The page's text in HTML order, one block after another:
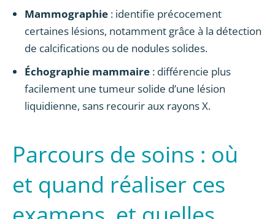
Mammographie : identifie précocement
certaines lésions, notamment grâce à la détection
de calcifications ou de nodules solides.
Échographie mammaire : différencie plus
facilement une tumeur solide d’une lésion
liquidienne, sans recourir aux rayons X.
Parcours de soins : où
et quand réaliser ces